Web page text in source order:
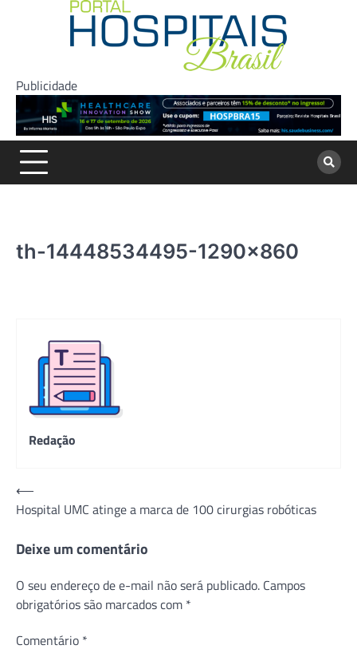
Publicidade
th-14448534495-1290×860
Redação
Navegação
de
Post
⟵
Hospital UMC atinge a marca de 100 cirurgias robóticas
Deixe um comentário
O seu endereço de e-mail não será publicado. Campos
obrigatórios são marcados com *
Comentário *